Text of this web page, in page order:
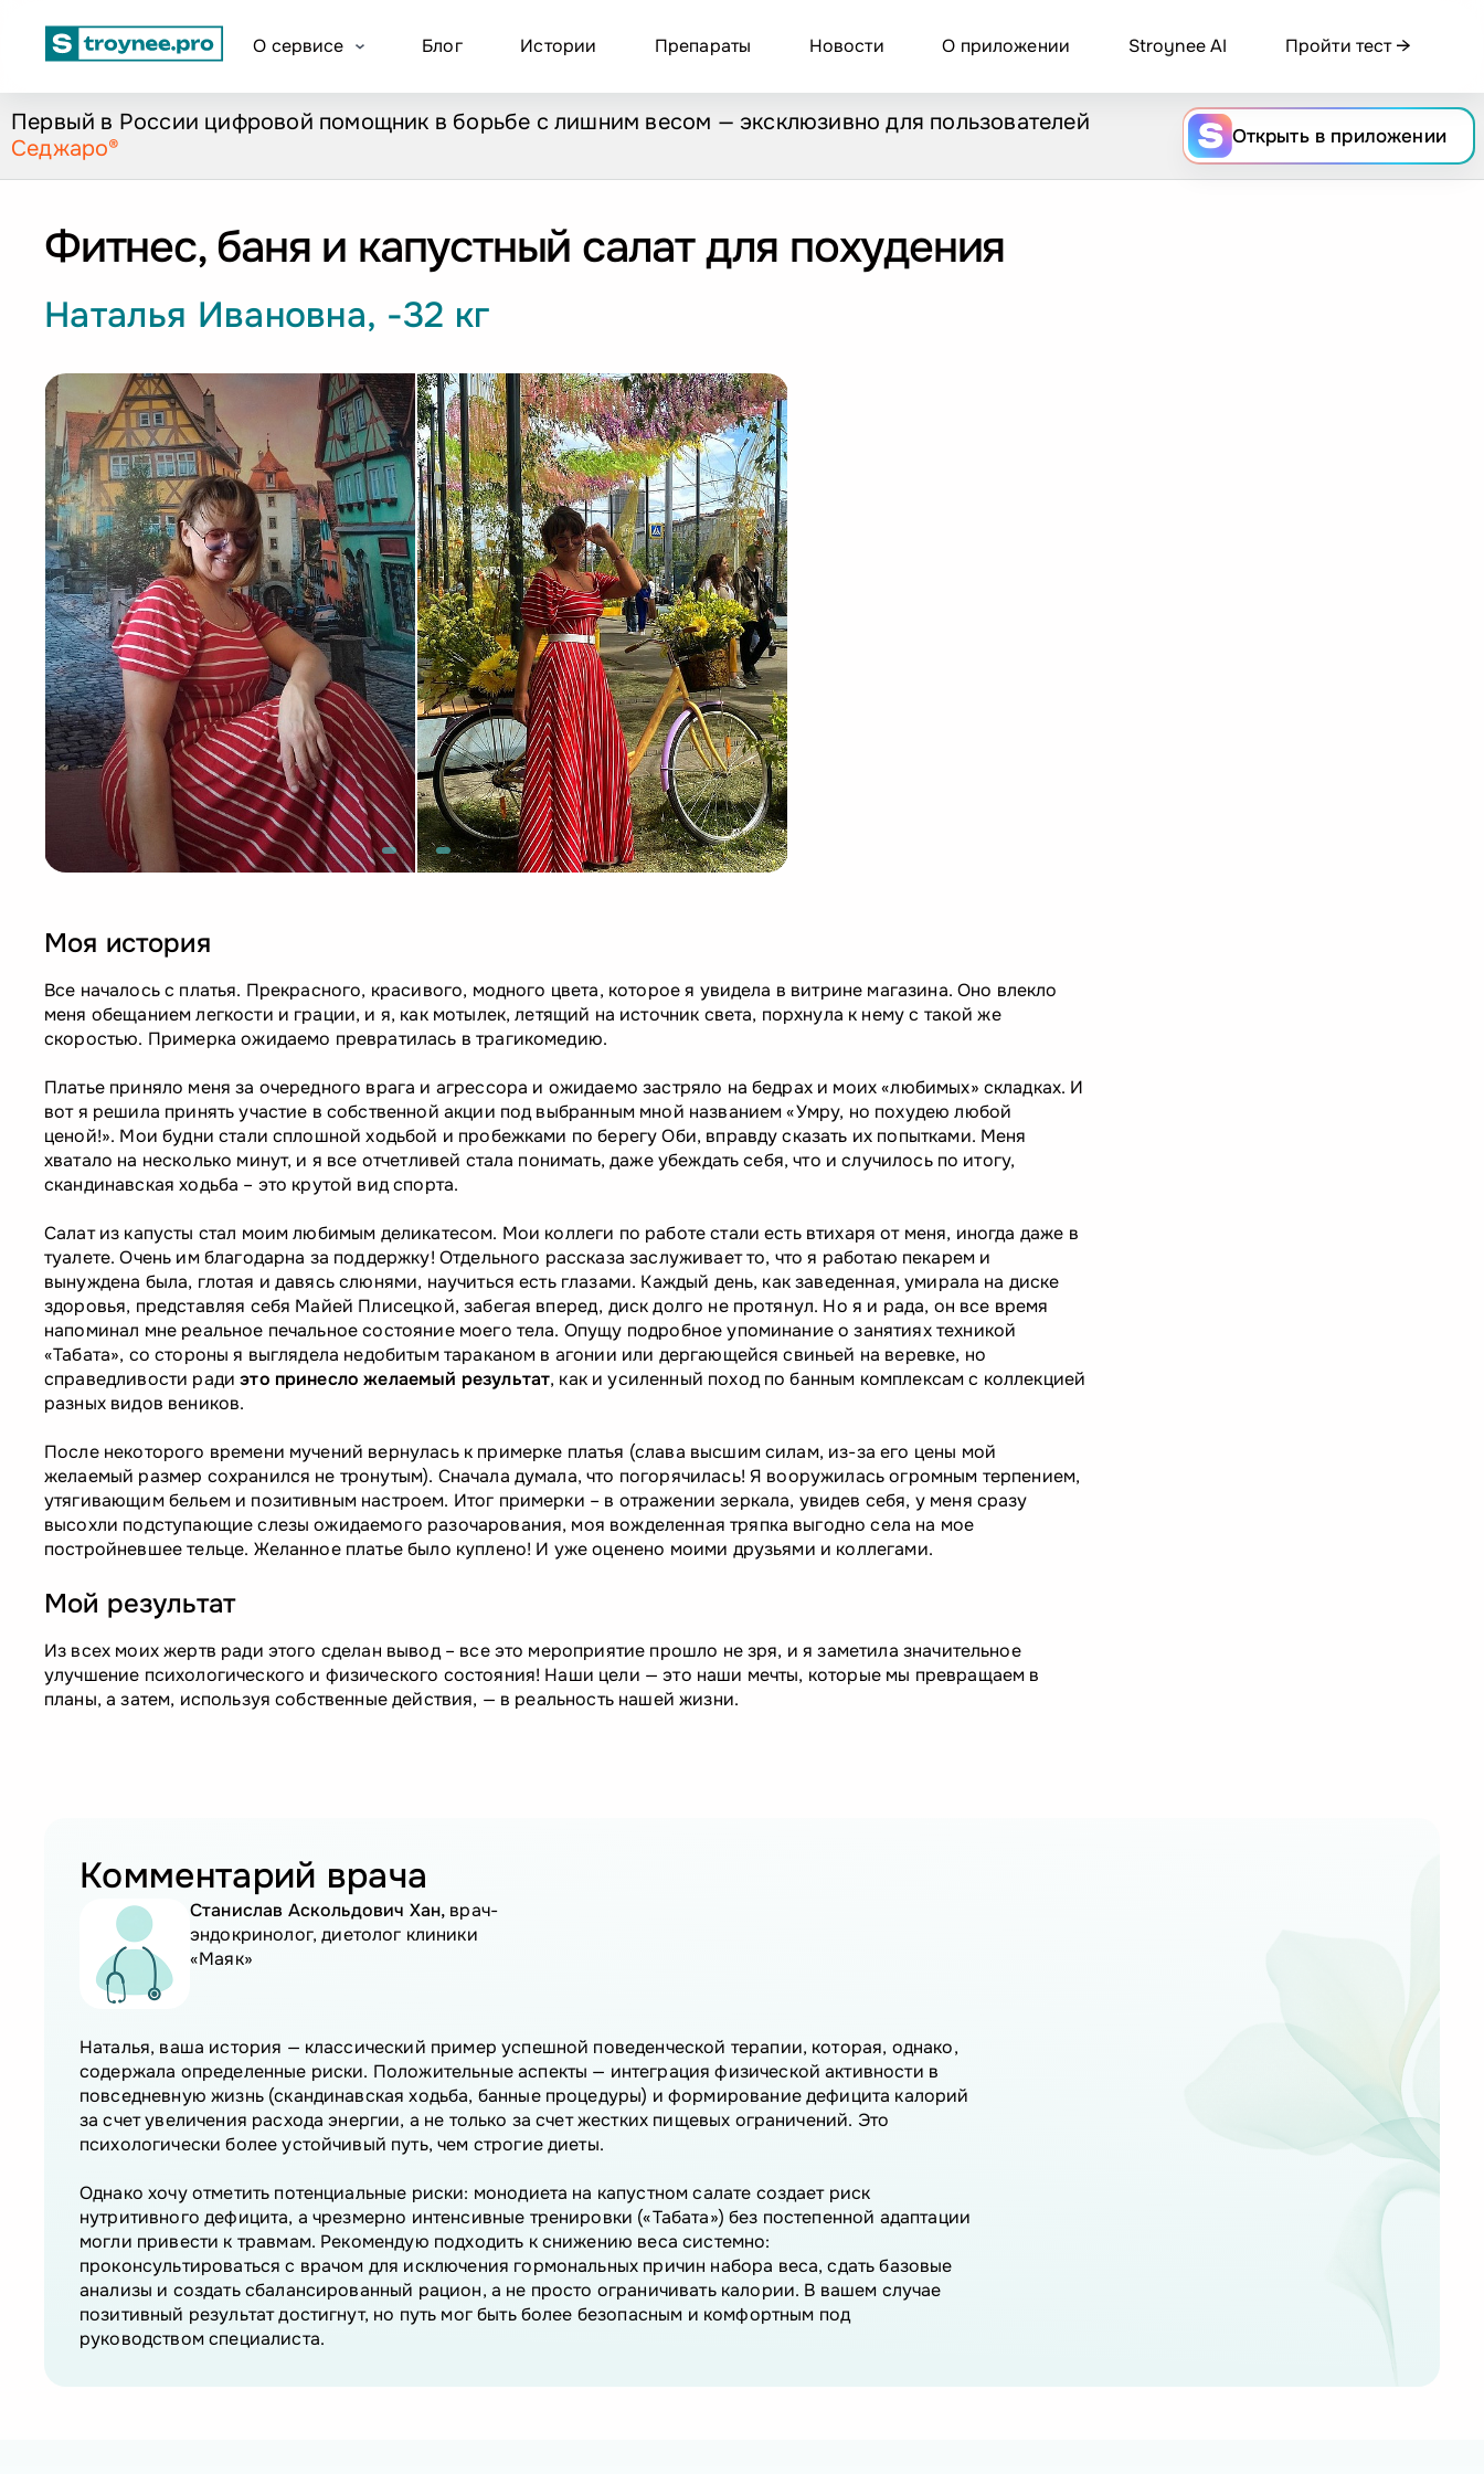
О сервисе Блог Истории Препараты Новости О приложении Stroynee AI Пройти тест
Первый в России цифровой помощник в борьбе с лишним весом — эксклюзивнодля пользователей
Седжаро®
Открыть в приложении
Фитнес, баня и капустный салат для похудения
Наталья Ивановна, -32 кг
Моя история
Все началось с платья. Прекрасного, красивого, модного цвета, которое я увидела в витрине магазина. Оно влекло
меня обещанием легкости и грации, и я, как мотылек, летящий на источник света, порхнула к нему с такой же
скоростью. Примерка ожидаемо превратилась в трагикомедию.
Платье приняло меня за очередного врага и агрессора и ожидаемо застряло на бедрах и моих «любимых» складках. И
вот я решила принять участие в собственной акции под выбранным мной названием «Умру, но похудею любой
ценой!». Мои будни стали сплошной ходьбой и пробежками по берегу Оби, вправду сказать их попытками. Меня
хватало на несколько минут, и я все отчетливей стала понимать, даже убеждать себя, что и случилось по итогу,
скандинавская ходьба – это крутой вид спорта.
Салат из капусты стал моим любимым деликатесом. Мои коллеги по работе стали есть втихаря от меня, иногда даже в
туалете. Очень им благодарна за поддержку! Отдельного рассказа заслуживает то, что я работаю пекарем и
вынуждена была, глотая и давясь слюнями, научиться есть глазами. Каждый день, как заведенная, умирала на диске
здоровья, представляя себя Майей Плисецкой, забегая вперед, диск долго не протянул. Но я и рада, он все время
напоминал мне реальное печальное состояние моего тела. Опущу подробное упоминание о занятиях техникой
«Табата», со стороны я выглядела недобитым тараканом в агонии или дергающейся свиньей на веревке, но
справедливости радиэто принесло желаемый результат, как и усиленный поход по банным комплексам с коллекцией
разных видов веников.
После некоторого времени мучений вернулась к примерке платья (слава высшим силам, из-за его цены мой
желаемый размер сохранился не тронутым). Сначала думала, что погорячилась! Я вооружилась огромным терпением,
утягивающим бельем и позитивным настроем. Итог примерки – в отражении зеркала, увидев себя, у меня сразу
высохли подступающие слезы ожидаемого разочарования, моя вожделенная тряпка выгодно села на мое
постройневшее тельце. Желанное платье было куплено! И уже оценено моими друзьями и коллегами.
Мой результат
Из всех моих жертв ради этого сделан вывод – все это мероприятие прошло не зря, и я заметила значительное
улучшение психологического и физического состояния! Наши цели — это наши мечты, которые мы превращаем в
планы, а затем, используя собственные действия, — в реальность нашей жизни.
Комментарий врача
Станислав Аскольдович Хан, врач-
эндокринолог, диетолог клиники
«Маяк»
Наталья, ваша история — классический пример успешной поведенческой терапии, которая, однако,
содержала определенные риски. Положительные аспекты — интеграция физической активности в
повседневную жизнь (скандинавская ходьба, банные процедуры) и формирование дефицита калорий
за счет увеличения расхода энергии, а не только за счет жестких пищевых ограничений. Это
психологически более устойчивый путь, чем строгие диеты.
Однако хочу отметить потенциальные риски: монодиета на капустном салате создает риск
нутритивного дефицита, а чрезмерно интенсивные тренировки («Табата») без постепенной адаптации
могли привести к травмам. Рекомендую подходить к снижению веса системно:
проконсультироваться с врачом для исключения гормональных причин набора веса, сдать базовые
анализы и создать сбалансированный рацион, а не просто ограничивать калории. В вашем случае
позитивный результат достигнут, но путь мог быть более безопасным и комфортным под
руководством специалиста.